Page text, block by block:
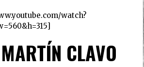
watch?
CLAVO